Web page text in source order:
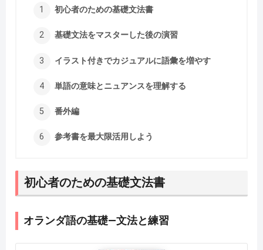
初心者のための基礎文法書
基礎文法をマスターした後の演習
イラスト付きでカジュアルに語彙を増やす
単語の意味とニュアンスを理解する
番外編
参考書を最大限活用しよう
初心者のための基礎文法書
オランダ語の基礎―文法と練習